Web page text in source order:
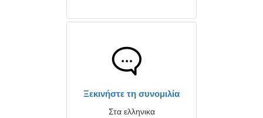
Ξεκινήστε τη συνομιλία
Στα ελληνικα